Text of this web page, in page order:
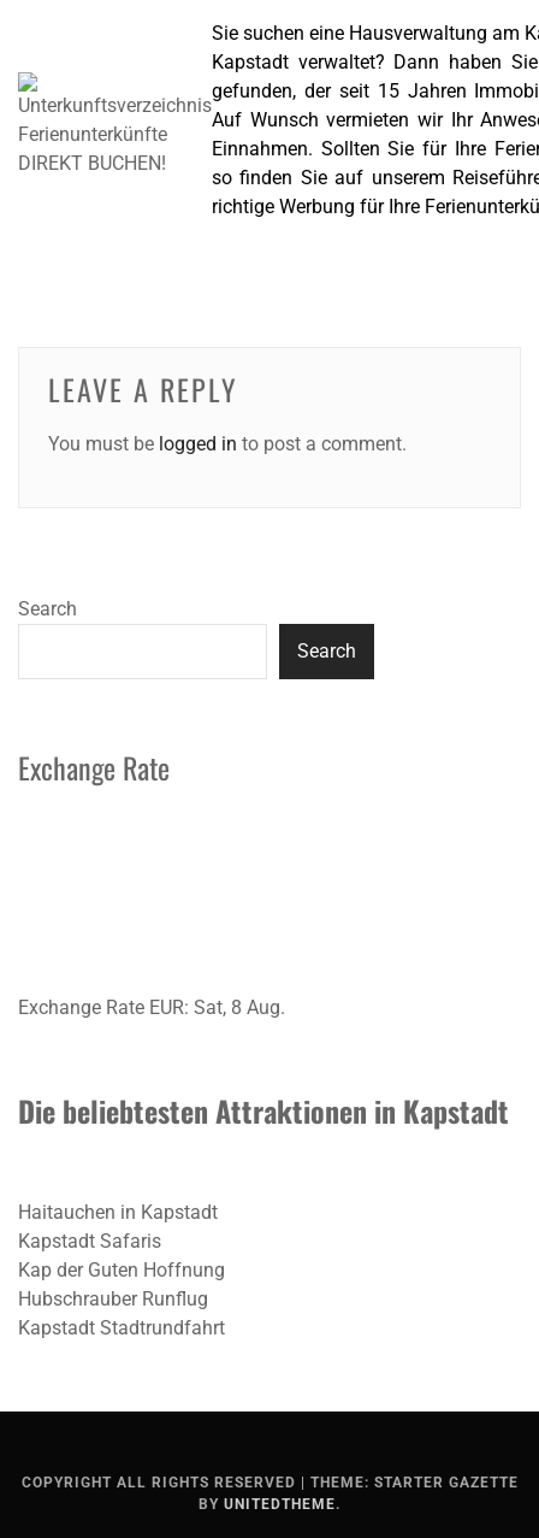
Sie suchen eine Hausverwaltung am
Kapstadt verwaltet? Dann haben
gefunden, der seit 15 Jahren
Auf Wunsch vermieten wir Ihr
Einnahmen. Sollten Sie für Ihre
so finden Sie auf unserem
richtige Werbung für Ihre
LEAVE A REPLY
You must be logged in to post a comment.
Search
Search
Exchange Rate
Exchange Rate EUR: Sat, 8 Aug.
Die beliebtesten Attraktionen in Kapstadt
Haitauchen in Kapstadt
Kapstadt Safaris
Kap der Guten Hoffnung
Hubschrauber Runflug
Kapstadt Stadtrundfahrt
COPYRIGHT ALL RIGHTS RESERVED
THEME: STARTER GAZETTE
BY UNITEDTHEME.